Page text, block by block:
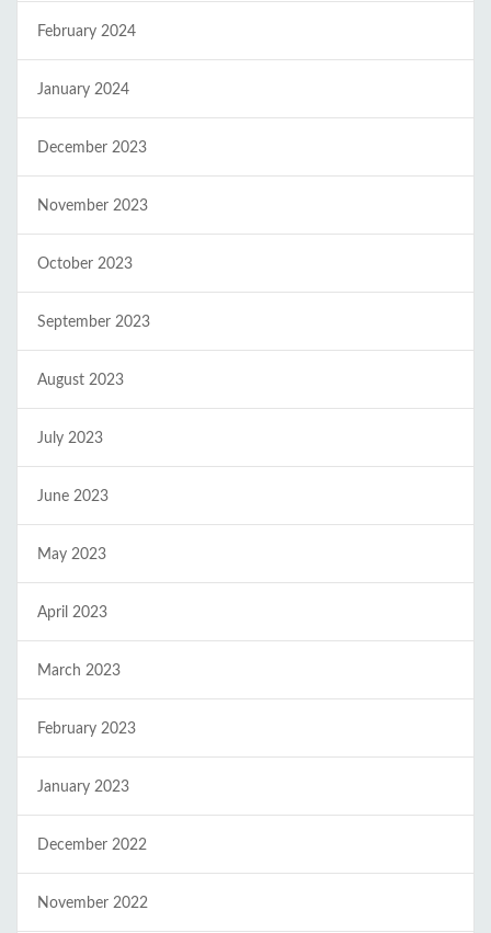
February 2024
January 2024
December 2023
November 2023
October 2023
September 2023
August 2023
July 2023
June 2023
May 2023
April 2023
March 2023
February 2023
January 2023
December 2022
November 2022